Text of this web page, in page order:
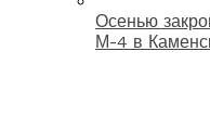
Осенью
М-4 в